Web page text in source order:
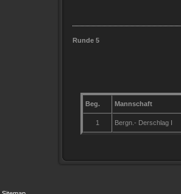
Runde 5
Beg. Mannschaft
1 Bergn.- Derschlag I